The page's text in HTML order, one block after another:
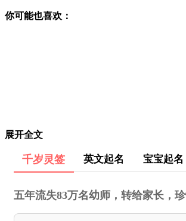
你可能也喜欢：
展开全文
千岁灵签 英文起名 宝宝起名
五年流失83万名幼师，转给家长，